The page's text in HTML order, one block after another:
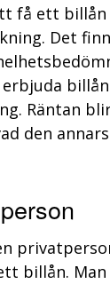
få ett
Det
erbjuda
Räntan
den
billån. Man